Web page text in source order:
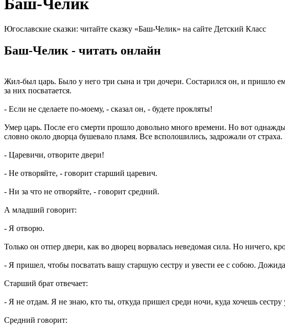
Баш-Челик
Югославские сказки: читайте сказку «Баш-Челик» на сайте Детский Класс
Баш-Челик - читать онлайн
Жил-был царь. Было у него три сына и три дочери. Состарился он, и пришло
за них посватается.
- Если не сделаете по-моему, - сказал он, - будете прокляты!
Умер царь. После его смерти прошло довольно много времени. Но вот
словно около дворца бушевало пламя. Все всполошились, задрожали от
- Царевичи, отворите двери!
- Не отворяйте, - говорит старший царевич.
- Ни за что не отворяйте, - говорит средний.
А младший говорит:
- Я отворю.
Только он отпер двери, как во дворец ворвалась неведомая сила. Но
- Я пришел, чтобы посватать вашу старшую сестру и увести ее с собою.
Старший брат отвечает:
- Я не отдам. Я не знаю, кто ты, откуда пришел среди ночи, куда хочешь сестру
Средний говорит: